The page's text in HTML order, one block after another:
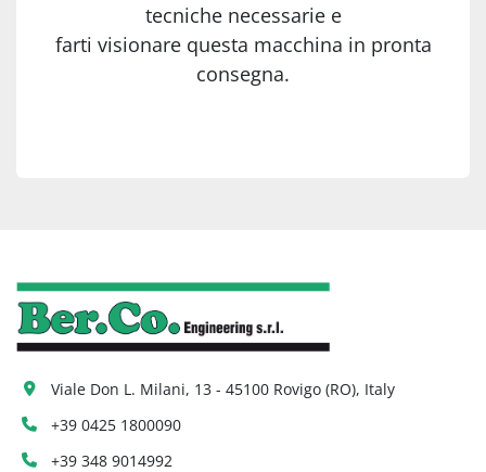
tecniche necessarie e
farti visionare questa macchina in pronta
consegna.
Viale Don L. Milani, 13 - 45100 Rovigo (RO), Italy
+39 0425 1800090
+39 348 9014992